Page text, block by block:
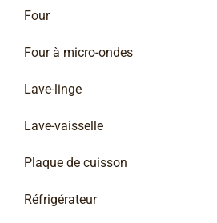
Four
Four à micro-ondes
Lave-linge
Lave-vaisselle
Plaque de cuisson
Réfrigérateur